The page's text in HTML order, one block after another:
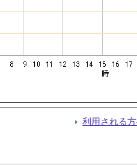
利用される